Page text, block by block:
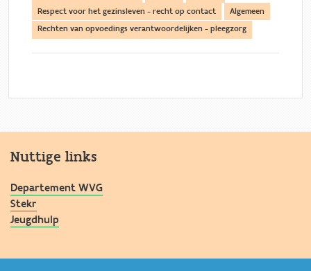
Respect voor het gezinsleven - recht op contact
Algemeen
Rechten van opvoedings verantwoordelijken - pleegzorg
Nuttige links
Departement WVG
Stekr
Jeugdhulp